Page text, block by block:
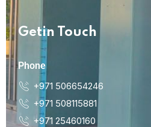
Getin Touch
Phone
+971 506654246
+971 508115881
+971 25460160